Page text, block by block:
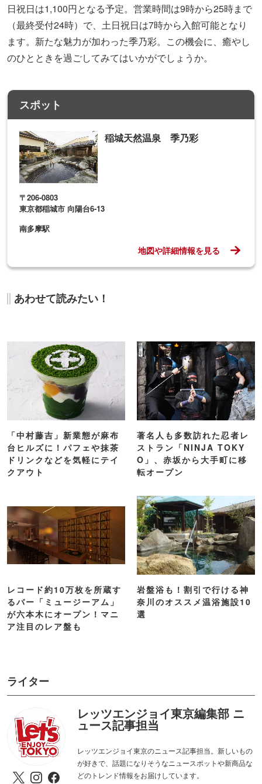
日祝日は1,100円となる予定。営業時間は9時から25時まで
（最終受付24時）で、土日祝日は7時から入館可能となり
ます。新たな魅力が加わった季乃彩。この機会に、癒やし
のひとときを過ごしてみてはいかがでしょうか。
スポット
稲城天然温泉 季乃彩
〒206-0803
東京都稲城市 向陽台6-13
南多摩駅
地図や詳細情報を見る
あわせて読みたい！
「中村藤吉」新業態が麻布
台ヒルズに！パフェや抹茶
ドリンクなどを気軽にテイ
クアウト
著名人も多数訪れた忍者レ
ストラン「NINJA TOKY
O」、赤坂から大手町に移
転オープン
レコード約10万枚を所蔵す
るバー「ミュージーアム」
が六本木にオープン！マニ
ア注目のレア盤も
岩盤浴も！割引で行ける神
奈川のオススメ温浴施設10
選
ライター
レッツエンジョイ東京編集部 ニ
ュース記事担当
レッツエンジョイ東京のニュース記事担当。新しいもの
が好きで、話題になりそうなニュースポットや新商品な
どのトレンド情報をお届けしています。